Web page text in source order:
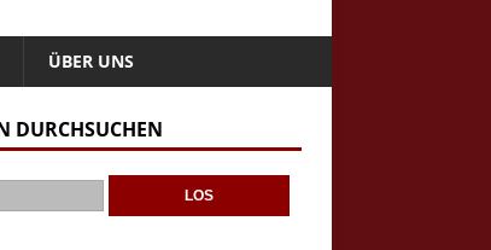
ÜBER UNS
DURCHSUCHEN